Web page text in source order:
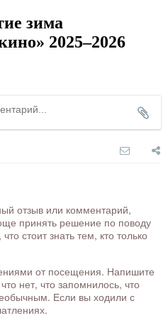
зима
2025–2026
отзыв или комментарий,
принять решение по поводу
стоит знать тем, кто только
от посещения. Напишите
нет, что запомнилось, что
Если вы ходили с